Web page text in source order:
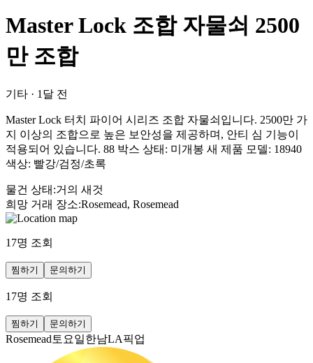
Master Lock 조합 자물쇠 2500
만 조합
기타 · 1달 전
Master Lock 터치 파이어 시리즈 조합 자물쇠입니다. 2500만 가
지 이상의 조합으로 높은 보안성을 제공하며, 안티 심 기능이
적용되어 있습니다. 88 박스 상태: 미개봉 새 제품 모델: 18940
색상: 빨강/검정/초록
물건 상태 :거의 새것
희망 거래 장소:Rosemead, Rosemead
17명 조회
찜하기 문의하기
17명 조회
찜하기 문의하기
Rosemead토요일한남LA픽업